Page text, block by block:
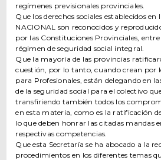
regímenes previsionales provinciales.
Que los derechos sociales establecidos en
NACIONAL son reconocidos y
por las Constituciones Provinciales,
régimen de seguridad social integral.
Que la mayoría de las provincias
cuestión, por lo tanto, cuando crean por
para Profesionales, están delegando en
de la seguridad social para el colectivo
transfiriendo también todos los
en esta materia, como es la ratificación
lo que deben honrar las citadas mandas
respectivas competencias.
Que esta Secretaría se ha abocado a la
procedimientos en los diferentes temas